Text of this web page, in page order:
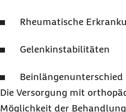
Rheumatische
Gelenkinstabilitäten
Die Versorgung mit
Möglichkeit der